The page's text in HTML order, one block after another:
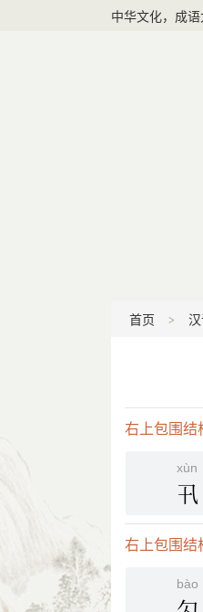
中华文化，成语
首页
右上包围结
xùn
卂
右上包围结
bào